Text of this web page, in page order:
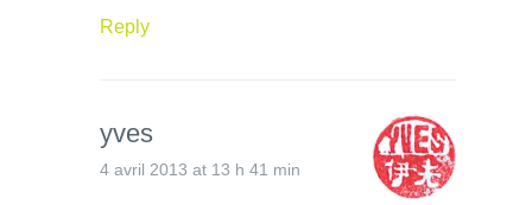
Reply
yves
4 avril 2013 at 13 h 41 min